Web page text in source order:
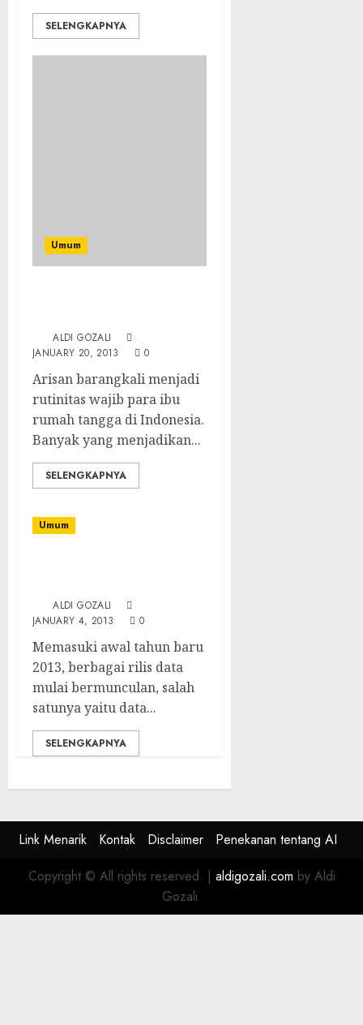
SELENGKAPNYA
Umum
ALDI GOZALI
JANUARY 20, 2013
0
Arisan barangkali menjadi
rutinitas wajib para ibu
rumah tangga di Indonesia.
Banyak yang menjadikan...
SELENGKAPNYA
Umum
ALDI GOZALI
JANUARY 4, 2013
0
Memasuki awal tahun baru
2013, berbagai rilis data
mulai bermunculan, salah
satunya yaitu data...
SELENGKAPNYA
Link Menarik Kontak Disclaimer
Penekanan tentang AI
Copyright © All rights reserved. | aldigozali.com by Aldi
Gozali.